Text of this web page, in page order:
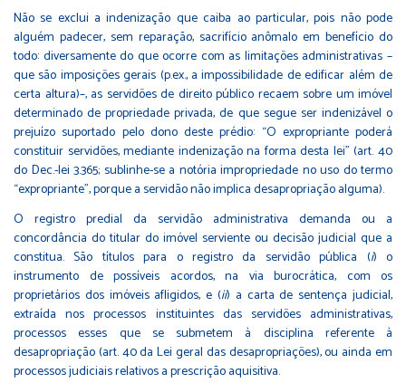
Não se exclui a indenização que caiba ao particular, pois não pode
alguém padecer, sem reparação, sacrifício anômalo em benefício do
todo: diversamente do que ocorre com as limitações administrativas –
que são imposições gerais (p.ex., a impossibilidade de edificar além de
certa altura)–, as servidões de direito público recaem sobre um imóvel
determinado de propriedade privada, de que segue ser indenizável o
prejuízo suportado pelo dono deste prédio: “O expropriante poderá
constituir servidões, mediante indenização na forma desta lei” (art. 40
do Dec.-lei 3.365; sublinhe-se a notória impropriedade no uso do termo
“expropriante”, porque a servidão não implica desapropriação alguma).
O registro predial da servidão administrativa demanda ou a
concordância do titular do imóvel serviente ou decisão judicial que a
constitua. São títulos para o registro da servidão pública (i) o
instrumento de possíveis acordos, na via burocrática, com os
proprietários dos imóveis afligidos, e (ii) a carta de sentença judicial,
extraída nos processos instituintes das servidões administrativas,
processos esses que se submetem à disciplina referente à
desapropriação (art. 40 da Lei geral das desapropriações), ou ainda em
processos judiciais relativos a prescrição aquisitiva.